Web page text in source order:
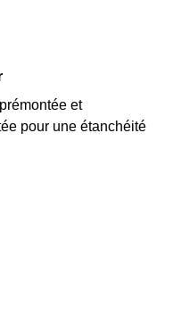
et
pour une étanchéité